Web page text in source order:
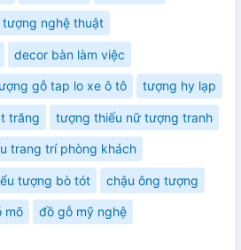
tượng nghệ thuật
decor bàn làm việc
gỗ tap lo xe ô tô tượng hy lạp
trăng tượng thiếu nữ tượng tranh
trang trí phòng khách
tượng bò tót chậu ông tượng
mõ đồ gỗ mỹ nghệ